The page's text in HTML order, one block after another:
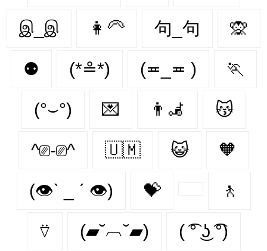
இ_இ 👩‍🦳 句_句 🙊
⚉ (*≗*) (≖_≖ ) 🏃‍
(°⌣°) 💌 👨‍🦼‍️ 😽
^⎚-⎚^ 🇺🇲 😺 🧡
(👁ˋ _ ˊ 👁) 💝 🚶‍
⍢ (▰˘︹˘▰) ( ͡° ͜ʖ ͡°)